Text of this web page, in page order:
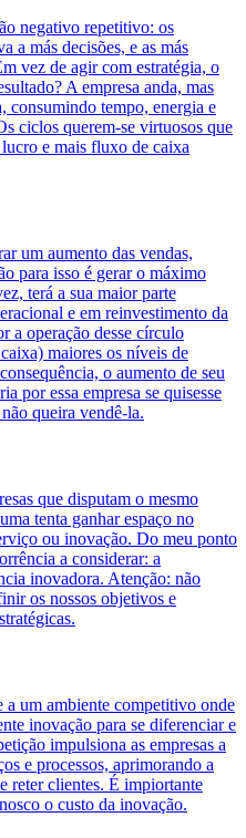
negativo repetitivo: os
a más decisões, e as más
vez de agir com estratégia, o
A empresa anda, mas
tempo, energia e
ciclos querem-se virtuosos que
e mais fluxo de caixa
um aumento das vendas,
para isso é gerar o máximo
terá a sua maior parte
e em reinvestimento da
a operação desse círculo
maiores os níveis de
o aumento de seu
por essa empresa se quisesse
queira vendê-la.
que disputam o mesmo
tenta ganhar espaço no
ou inovação. Do meu ponto
a considerar: a
inovadora. Atenção: não
os nossos objetivos e
a um ambiente competitivo onde
inovação para se diferenciar e
impulsiona as empresas a
e processos, aprimorando a
reter clientes. É impiortante
o custo da inovação.